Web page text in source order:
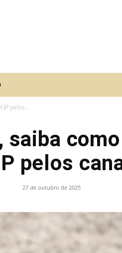
pelos...
saiba
pelos
27 de outubro de 2025